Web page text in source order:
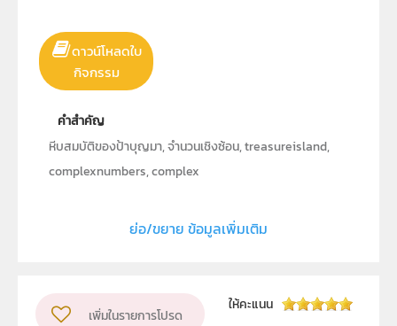
ดาวน์โหลดใบ
กิจกรรม
คำสำคัญ
หีบสมบัติของป้าบุญมา, จำนวนเชิงซ้อน, treasureisland,
complexnumbers, complex
Interactive Resource
สาขาคณิตศาสตร์มัธยมศึกษา
ย่อ/ขยาย ข้อมูลเพิ่มเติม
เพิ่มในรายการโปรด
ให้คะแนน